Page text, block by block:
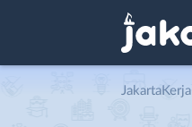
JakartaKerja